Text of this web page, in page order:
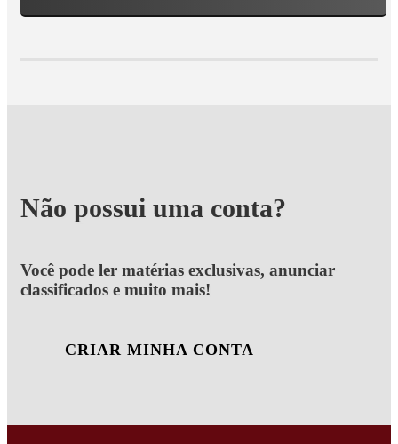
Não possui uma conta?
Você pode ler matérias exclusivas, anunciar
classificados e muito mais!
CRIAR MINHA CONTA